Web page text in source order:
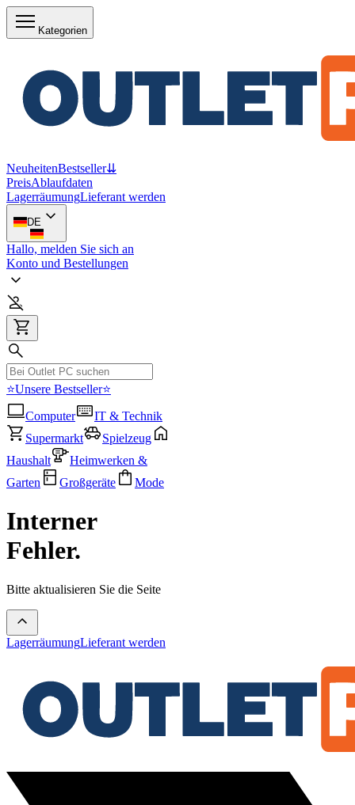
Kategorien
NeuheitenBestseller⇊
PreisAblaufdaten
LagerräumungLieferant werden
DE
Hallo, melden Sie sich an
Konto und Bestellungen
⭐Unsere Bestseller⭐
Computer
IT & Technik
Supermarkt
Spielzeug
Haushalt
Heimwerken &
Garten
Großgeräte Mode
Interner
Fehler.
Bitte aktualisieren Sie die Seite
LagerräumungLieferant werden